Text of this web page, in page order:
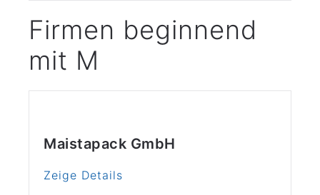
Firmen beginnend
mit M
Maistapack GmbH
Zeige Details